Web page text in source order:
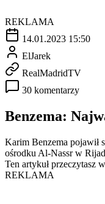
REKLAMA
14.01.2023 15:50
ElJarek
RealMadridTV
30 komentarzy
Benzema:
Karim Benzema pojawił
ośrodku Al-Nassr w
Ten artykuł przeczytasz w
REKLAMA